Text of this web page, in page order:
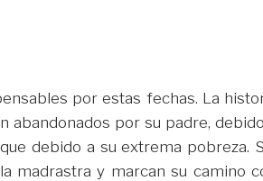
por estas fechas. La
abandonados por su padre,
debido a su extrema pobreza.
madrastra y marcan su camino